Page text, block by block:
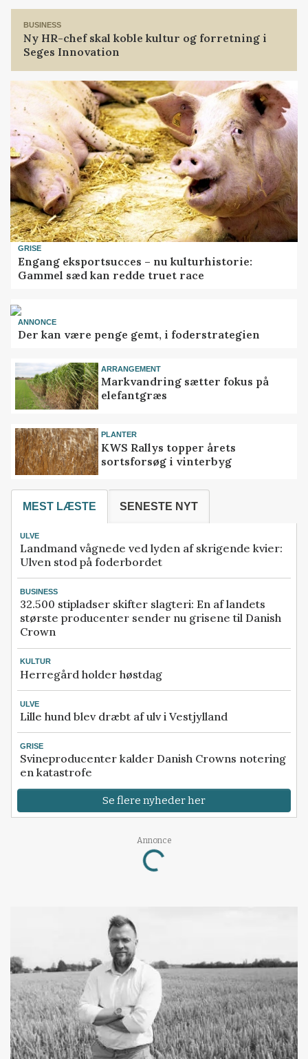
BUSINESS
Ny HR-chef skal koble kultur og forretning i
Seges Innovation
GRISE
Engang eksportsucces – nu kulturhistorie:
Gammel sæd kan redde truet race
ANNONCE
Der kan være penge gemt, i foderstrategien
ARRANGEMENT
Markvandring sætter fokus på
elefantgræs
PLANTER
KWS Rallys topper årets
sortsforsøg i vinterbyg
MEST LÆSTE SENESTE NYT
ULVE
Landmand vågnede ved lyden af skrigende kvier:
Ulven stod på foderbordet
BUSINESS
32.500 stipladser skifter slagteri: En af landets
største producenter sender nu grisene til Danish
Crown
KULTUR
Herregård holder høstdag
ULVE
Lille hund blev dræbt af ulv i Vestjylland
GRISE
Svineproducenter kalder Danish Crowns notering
en katastrofe
Se flere nyheder her
Annonce
Loading...